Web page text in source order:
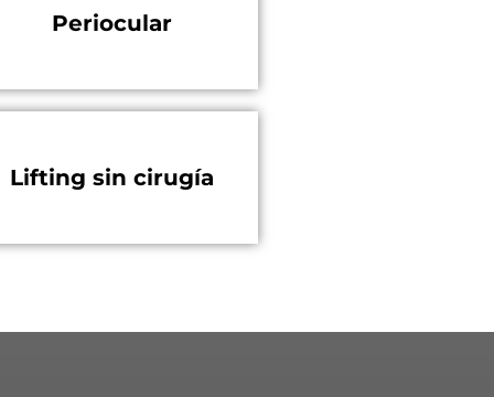
Periocular
Lifting sin cirugía